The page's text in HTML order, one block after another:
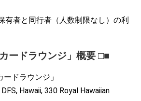
有者と同行者（人数制限なし）の利
ードラウンジ」概要 □■
ドラウンジ」
Hawaii, 330 Royal Hawaiian